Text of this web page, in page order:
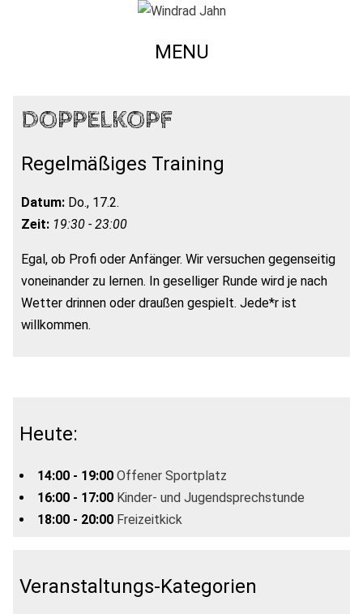
MENU
DOPPELKOPF
Regelmäßiges Training
Datum: Do., 17.2.
Zeit: 19:30 - 23:00
Egal, ob Profi oder Anfänger. Wir versuchen gegenseitig
voneinander zu lernen. In geselliger Runde wird je nach
Wetter drinnen oder draußen gespielt. Jede*r ist
willkommen.
Heute:
14:00 - 19:00 Offener Sportplatz
16:00 - 17:00 Kinder- und Jugendsprechstunde
18:00 - 20:00 Freizeitkick
Veranstaltungs-Kategorien